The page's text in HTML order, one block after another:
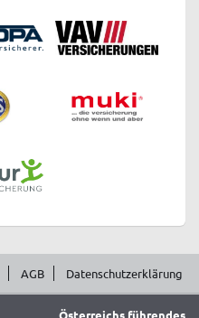
AGB Datenschutzerklärung
Österreichs führendes